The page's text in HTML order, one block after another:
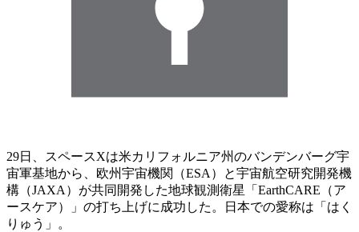
29日、スペースXは米カリフォルニア州のバンデンバーグ宇
宙軍基地から、欧州宇宙機関（ESA）と宇宙航空研究開発機
構（JAXA）が共同開発した地球観測衛星「EarthCARE（ア
ースケア）」の打ち上げに成功した。日本での愛称は「はく
りゅう」。